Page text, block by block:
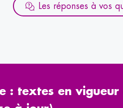
Les réponses à vos
: textes en